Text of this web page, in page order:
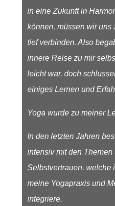
in eine Zukunft in
können, müssen wir uns
tief verbinden. Also
innere Reise zu mir
leicht war, doch
einiges Lernen und
Yoga wurde zu meiner
In den letzten Jahren
intensiv mit den
Selbstvertrauen, welche
meine Yogapraxis und
integriere.